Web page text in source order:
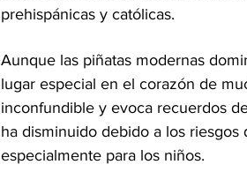
prehispánicas y católicas.
Aunque las piñatas modernas
lugar especial en el corazón de
inconfundible y evoca recuerdos
ha disminuido debido a los riesgos
especialmente para los niños.